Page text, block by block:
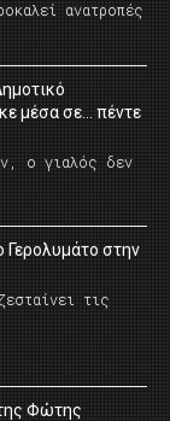
ανατροπές
μέσα σε… πέντε
ο γιαλός δεν
στην
τις
Φώτης